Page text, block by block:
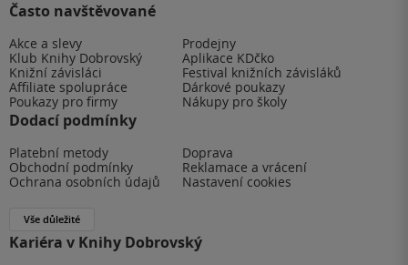
Často navštěvované
Akce a slevy
Prodejny
Klub Knihy Dobrovský
Aplikace KDčko
Knižní závisláci
Festival knižních závisláků
Affiliate spolupráce
Dárkové poukazy
Poukazy pro firmy
Nákupy pro školy
Dodací podmínky
Platební metody
Doprava
Obchodní podmínky
Reklamace a vrácení
Ochrana osobních údajů
Nastavení cookies
Vše důležité
Kariéra v Knihy Dobrovský